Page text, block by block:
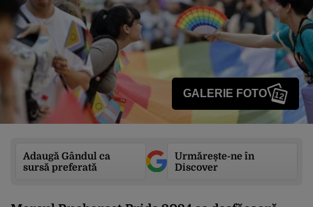
GALERIE FOTO 12
Adaugă Gândul ca
sursă preferată
Urmărește-ne în
Discover